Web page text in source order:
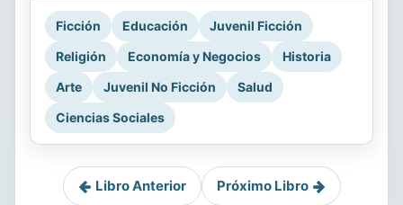
Ficción Educación
Juvenil Ficción
Religión
Economía y Negocios
Historia
Arte
Juvenil No Ficción
Salud
Ciencias Sociales
Libro Anterior Próximo Libro